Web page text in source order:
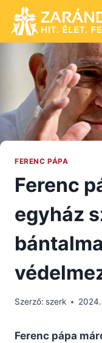
content
FERENC PÁPA
Ferenc
egyház
Szerző: szerk
Ferenc pápa